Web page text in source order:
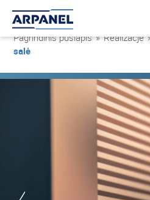
Pagrindinis puslapis » Realizacje
salė